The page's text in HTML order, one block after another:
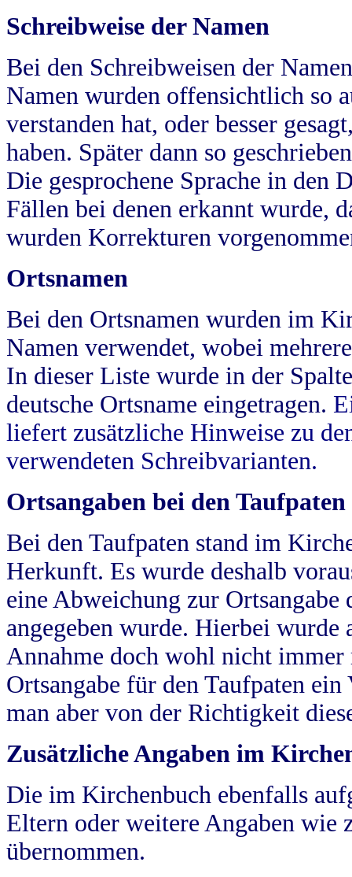
Schreibweise der Namen
Bei den Schreibweisen der
Namen wurden offensichtlich so
verstanden hat, oder besser
haben. Später dann so
Die gesprochene Sprache in
Fällen bei denen erkannt wurde,
wurden Korrekturen
Ortsnamen
Bei den Ortsnamen wurden im
Namen verwendet, wobei
In dieser Liste wurde in der
deutsche Ortsname eingetragen.
liefert zusätzliche Hinweise zu
verwendeten Schreibvarianten.
Ortsangaben bei den Taufpaten
Bei den Taufpaten stand im
Herkunft. Es wurde deshalb
eine Abweichung zur
angegeben wurde. Hierbei wurde
Annahme doch wohl nicht
Ortsangabe für den Taufpaten
man aber von der Richtigkeit
Zusätzliche Angaben im
Die im Kirchenbuch ebenfalls
Eltern oder weitere Angaben wie
übernommen.